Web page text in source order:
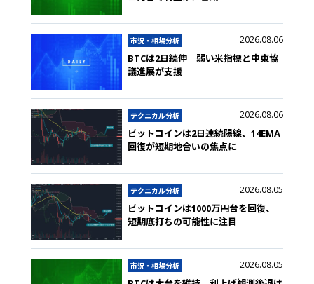
市況・相場分析 2026.08.06
BTCは2日続伸 弱い米指標と中東協
議進展が支援
テクニカル分析 2026.08.06
ビットコインは2日連続陽線、14EMA
回復が短期地合いの焦点に
テクニカル分析 2026.08.05
ビットコインは1000万円台を回復、
短期底打ちの可能性に注目
市況・相場分析 2026.08.05